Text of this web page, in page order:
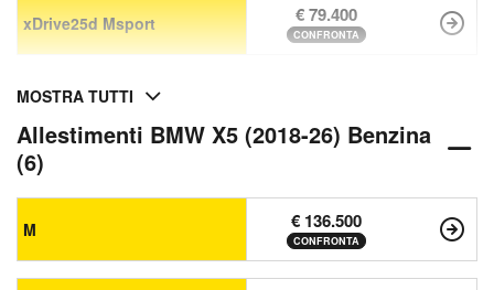
xDrive25d Msport € 79.400
CONFRONTA
MOSTRA TUTTI
Allestimenti BMW X5 (2018-26) Benzina
(6)
M € 136.500
CONFRONTA